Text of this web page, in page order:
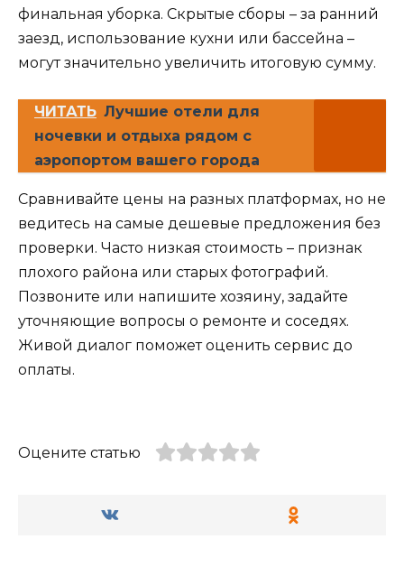
финальная уборка. Скрытые сборы – за ранний
заезд, использование кухни или бассейна –
могут значительно увеличить итоговую сумму.
ЧИТАТЬ Лучшие отели для
ночевки и отдыха рядом с
аэропортом вашего города
Сравнивайте цены на разных платформах, но не
ведитесь на самые дешевые предложения без
проверки. Часто низкая стоимость – признак
плохого района или старых фотографий.
Позвоните или напишите хозяину, задайте
уточняющие вопросы о ремонте и соседях.
Живой диалог поможет оценить сервис до
оплаты.
Оцените статью